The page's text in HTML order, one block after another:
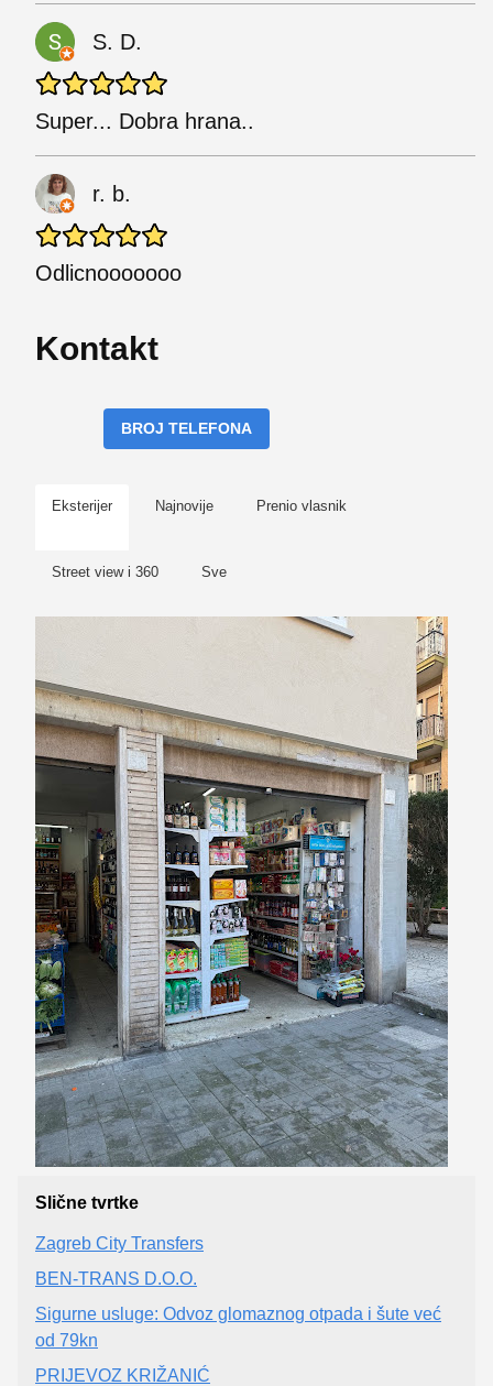
S. D.
Super... Dobra hrana..
r. b.
Odlicnooooooo
Kontakt
BROJ TELEFONA
Eksterijer Najnovije Prenio vlasnik
Street view i 360 Sve
Slične tvrtke
Zagreb City Transfers
BEN-TRANS D.O.O.
Sigurne usluge: Odvoz glomaznog otpada i šute već
od 79kn
PRIJEVOZ KRIŽANIĆ